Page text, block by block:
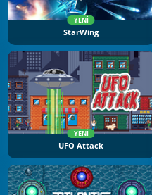
YENI
StarWing
YENI
UFO Attack